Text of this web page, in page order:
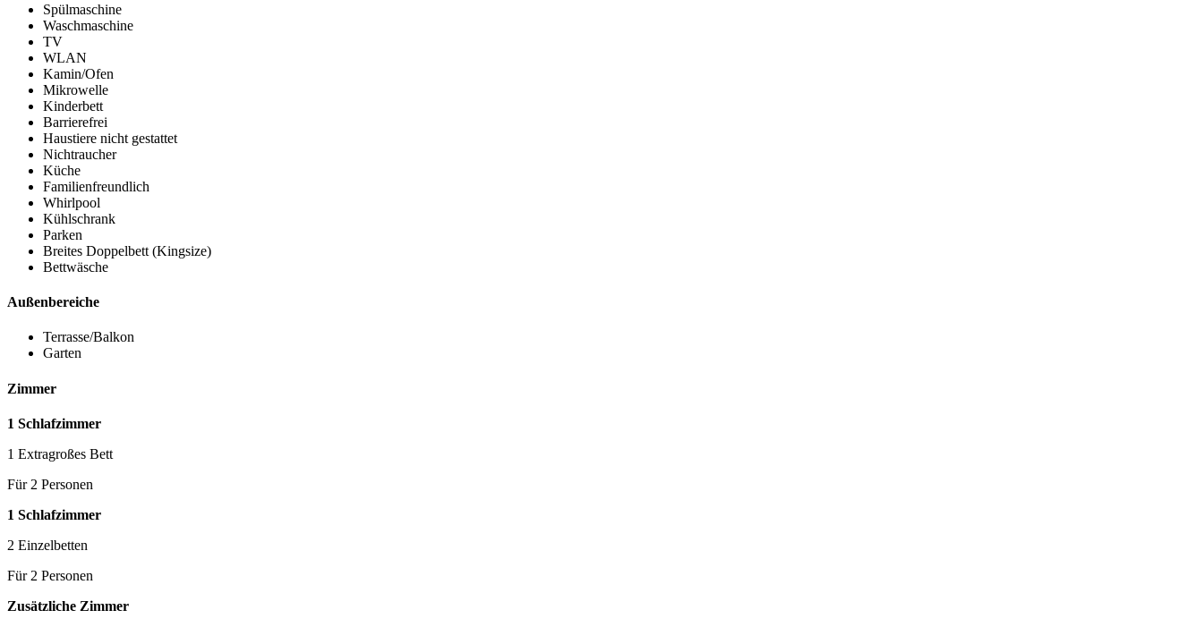
Spülmaschine
Waschmaschine
TV
WLAN
Kamin/Ofen
Mikrowelle
Kinderbett
Barrierefrei
Haustiere nicht gestattet
Nichtraucher
Küche
Familienfreundlich
Whirlpool
Kühlschrank
Parken
Breites Doppelbett (Kingsize)
Bettwäsche
Außenbereiche
Terrasse/Balkon
Garten
Zimmer
1 Schlafzimmer
1 Extragroßes Bett
Für 2 Personen
1 Schlafzimmer
2 Einzelbetten
Für 2 Personen
Zusätzliche Zimmer